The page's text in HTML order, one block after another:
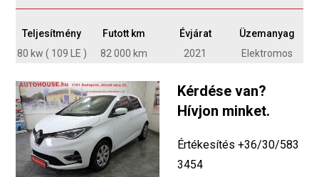
Teljesítmény
80 kw ( 109 LE )
Futott km
82 000 km
Évjárat
2021
Üzemanyag
Elektromos
Kérdése van?
Hívjon minket.
Értékesítés +36/30/583
3454